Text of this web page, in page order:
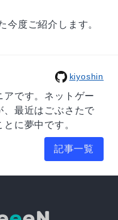
今度ご紹介します。
kiyoshin
です。ネットゲー
、最近はごぶさたで
に夢中です。
記事一覧